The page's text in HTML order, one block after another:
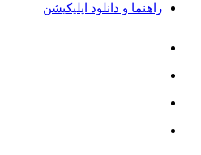
راهنما و دانلود اپلیکیشن